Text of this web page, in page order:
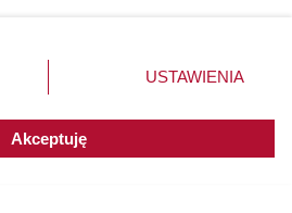
przycisk ustawień prywatności
dolnym rogu strony. Niektóre
prawo sprzeciwić się takiemu
będą miały zastosowania do
USTAWIENIA
Akceptuję